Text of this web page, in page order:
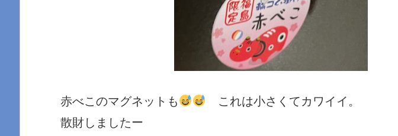
赤べこのマグネットも
これは小さくてカワイイ。
散財しましたー